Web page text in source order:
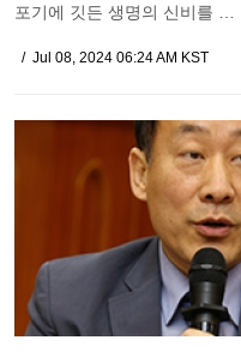
포기에 깃든 생명의 신비를 …
Jul 08, 2024 06:24 AM KST